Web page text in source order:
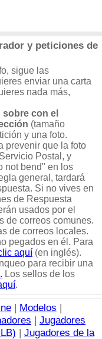
y peticiones de
sigue las
enviar una carta
nada más,
con el
(tamaño
y una foto.
prevenir que la foto
Postal, y
not bend" en los
general, tardará
Si no vives en
de Respuesta
usados por el
de correos comunes.
de correos locales.
pegados en él. Para
aquí (en inglés).
para recibir una
Los sellos de los
.
| Modelos |
| Jugadores
| Jugadores de la